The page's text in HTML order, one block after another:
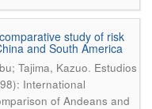
study of risk
and South America
Tajima, Kazuo. Estudios
International
of Andeans and